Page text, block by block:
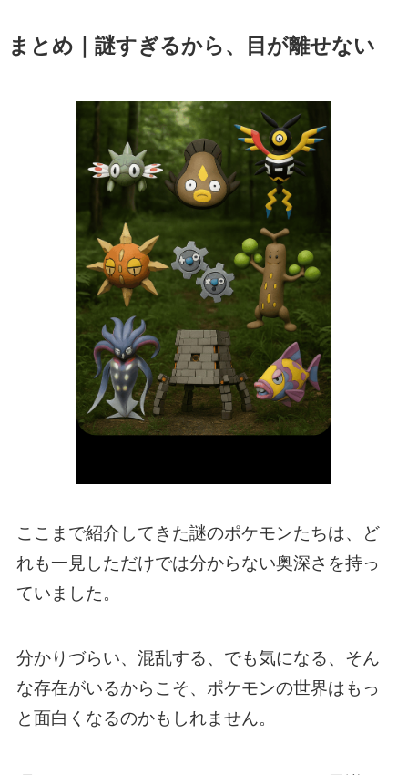
まとめ｜謎すぎるから、目が離せない
ここまで紹介してきた謎のポケモンたちは、ど
れも一見しただけでは分からない奥深さを持っ
ていました。
分かりづらい、混乱する、でも気になる、そん
な存在がいるからこそ、ポケモンの世界はもっ
と面白くなるのかもしれません。